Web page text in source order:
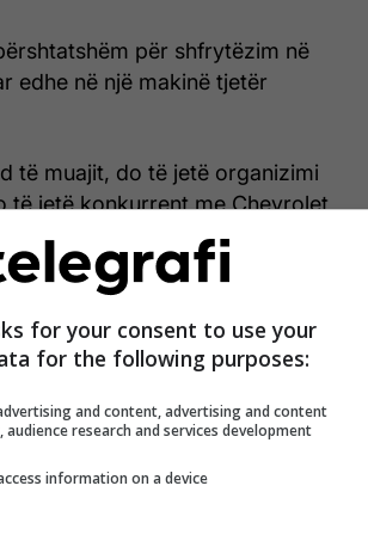
për shfrytëzim në
edhe në një makinë tjetër
të muajit, do të jetë organizimi
të jetë konkurrent me Chevrolet
dhe gjatësi prej 1.6 metrave,
500, megjithëse pak më e
për hapësirat e
për shoferin dhe mundëson
ndërsa mund të vet parkohet
for your consent to use your
for the following purposes:
and content, advertising and content
audience research and services development
information on a device